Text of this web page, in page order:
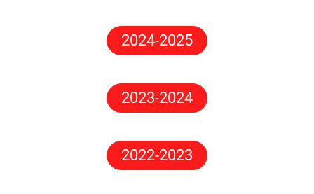
2024-2025
2023-2024
2022-2023